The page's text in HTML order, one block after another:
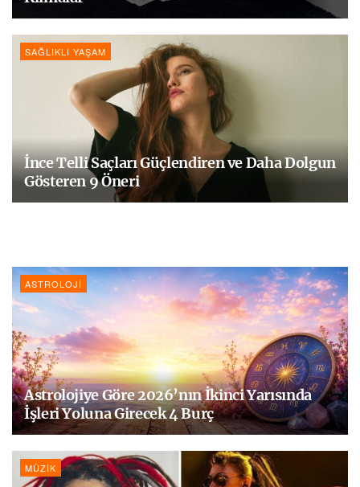
SAĞLIKLI YAŞAM
İnce Telli Saçları Güçlendiren ve Daha Dolgun
Gösteren 9 Öneri
ASTROLOJI
Astrolojiye Göre 2026’nın İkinci Yarısında
İşleri Yoluna Girecek 4 Burç
MÜZIK